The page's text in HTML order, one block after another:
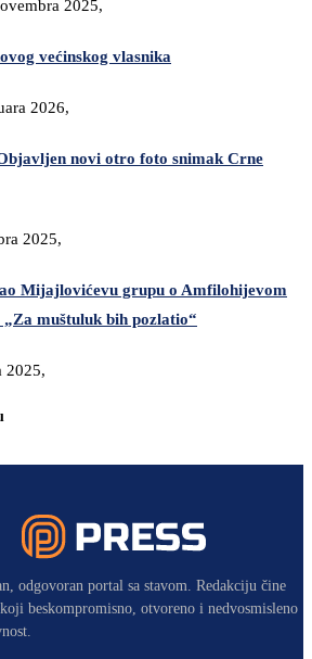
2025,
većinskog vlasnika
2026,
novi otro foto snimak Crne
2025,
Mijajlovićevu grupu o Amfilohijevom
muštuluk bih pozlatio“
2025,
odgovoran portal sa stavom. Redakciju čine
beskompromisno, otvoreno i nedvosmisleno